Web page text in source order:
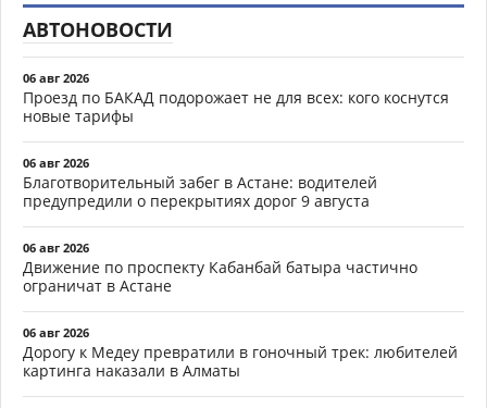
АВТОНОВОСТИ
06 авг 2026
Проезд по БАКАД подорожает не для всех: кого коснутся
новые тарифы
06 авг 2026
Благотворительный забег в Астане: водителей
предупредили о перекрытиях дорог 9 августа
06 авг 2026
Движение по проспекту Кабанбай батыра частично
ограничат в Астане
06 авг 2026
Дорогу к Медеу превратили в гоночный трек: любителей
картинга наказали в Алматы